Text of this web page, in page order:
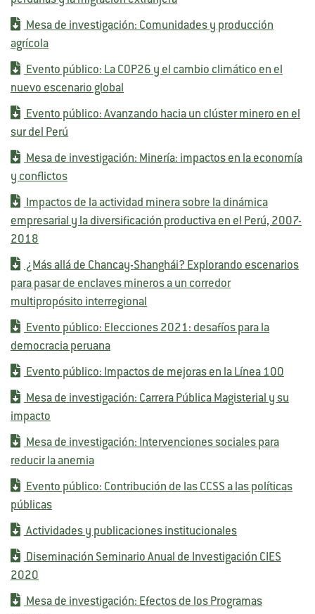
Mesa de investigación: Comunidades y producción
agrícola
Evento público: La COP26 y el cambio climático en el
nuevo escenario global
Evento público: Avanzando hacia un clúster minero en el
sur del Perú
Mesa de investigación: Minería: impactos en la economía
y conflictos
Impactos de la actividad minera sobre la dinámica
empresarial y la diversificación productiva en el Perú, 2007-
2018
¿Más allá de Chancay-Shanghái? Explorando escenarios
para pasar de enclaves mineros a un corredor
multipropósito interregional
Evento público: Elecciones 2021: desafíos para la
democracia peruana
Evento público: Impactos de mejoras en la Línea 100
Mesa de investigación: Carrera Pública Magisterial y su
impacto
Mesa de investigación: Intervenciones sociales para
reducir la anemia
Evento público: Contribución de las CCSS a las políticas
públicas
Actividades y publicaciones institucionales
Diseminación Seminario Anual de Investigación CIES
2020
Mesa de investigación: Efectos de los Programas